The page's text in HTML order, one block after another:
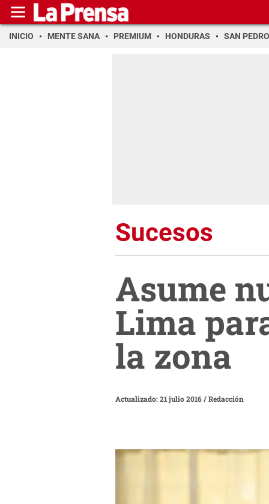
INICIO MENTE SANA PREMIUM HONDURAS SAN PEDRO
Sucesos
Asume
Lima
la zona
Actualizado: 21 julio 2016/Redacción